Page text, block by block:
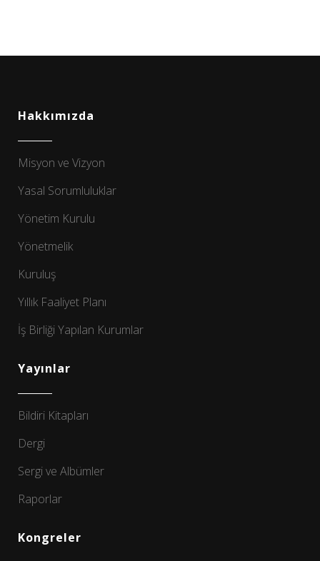
Hakkımızda
Misyon ve Vizyon
Yasal Sorumluluklar
Yönetim Kurulu
Yönetmelik
Kuruluş
Yıllık Faaliyet Planı
İş Birliği Yapılan Kurumlar
Yayınlar
Bildiri Kitapları
Dergi
Sergi ve Albümler
Raporlar
Kongreler